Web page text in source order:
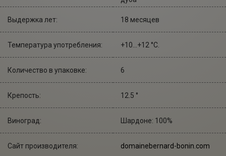
Выдержка лет: 18 месяцев
Температура употребления: +10...+12 °С.
Количество в упаковке: 6
Крепость: 12.5 °
Виноград: Шардоне: 100%
Сайт производителя: domainebernard-bonin.com